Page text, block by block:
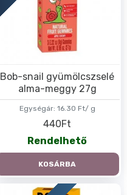
Egységár: 16.30 Ft/ g
Bob-snail gyümölcszselé
alma-meggy 27g
440Ft
Rendelhető
KOSÁRBA